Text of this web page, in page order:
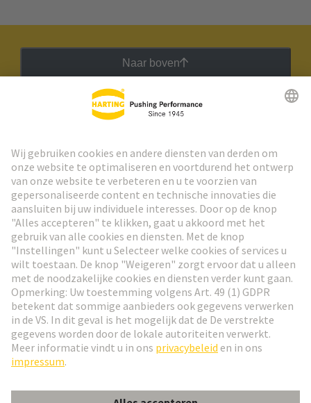
Naar boven
Ga naar registratie
Social Media
Nederlands